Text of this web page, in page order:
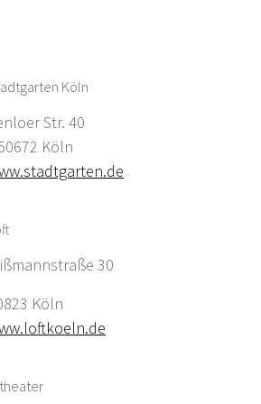
Köln
Str. 40
Köln
30
Köln